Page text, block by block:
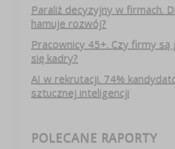
Paraliż decyzyjny w firmach.
hamuje rozwój?
Pracownicy 45+. Czy firmy
się kadry?
AI w rekrutacji. 74%
sztucznej inteligencji
POLECANE RAPORTY